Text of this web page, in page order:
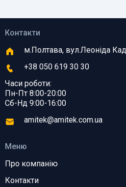
Меню
Про компанію
Контакти
Контакти
м.Полтава, вул.Леоніда
+38 050 619 30 30
Часи роботи:
Пн-Пт 8:00-20:00
Сб-Нд 9:00-16:00
amitek@amitek.com.ua